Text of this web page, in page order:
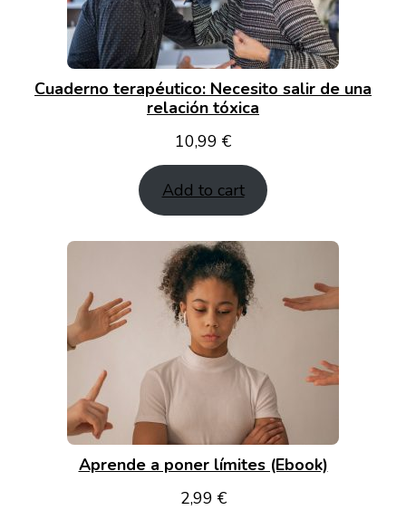
Cuaderno terapéutico: Necesito salir de una
relación tóxica
10,99 €
Add to cart
Aprende a poner límites (Ebook)
2,99 €